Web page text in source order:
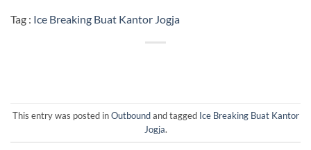
Tag : Ice Breaking Buat Kantor Jogja
This entry was posted inOutboundand tagged Ice Breaking Buat Kantor
Jogja.